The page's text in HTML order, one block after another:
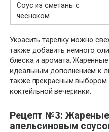
Соус из сметаны с
чесноком
Украсить тарелку можно
также добавить немного
блеска и аромата.
идеальным дополнением к
также прекрасным выбором
коктейльной вечеринки.
Рецепт №3:
апельсиновым